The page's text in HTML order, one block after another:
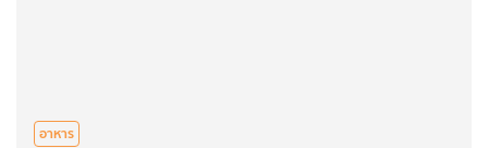
อาหาร